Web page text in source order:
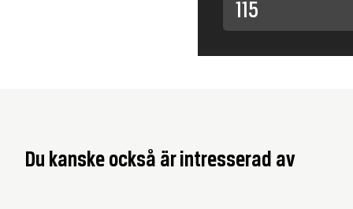
115
Du kanske också är intresserad av